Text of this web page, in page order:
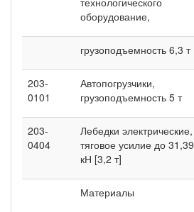
оборудование,
грузоподъемность 6,3 т
203-
0101
Автопогрузчики,
грузоподъемность 5 т
203-
0404
Лебедки электрические,
тяговое усилие до 31,39
кН [3,2 т]
Материалы